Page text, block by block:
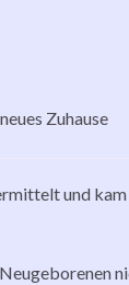
Zuhause
und